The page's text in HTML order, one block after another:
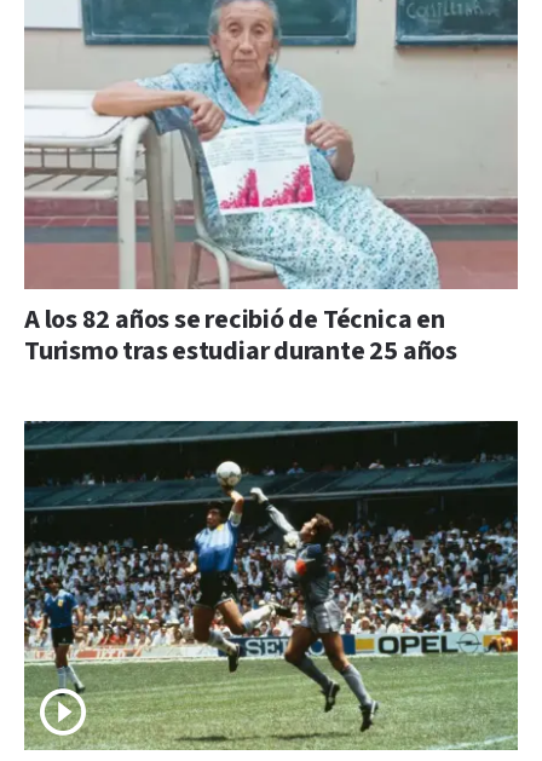
A los 82 años se recibió de Técnica en
Turismo tras estudiar durante 25 años